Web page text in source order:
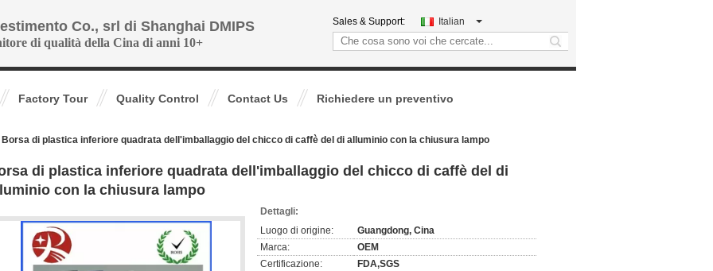
Co., srl di Shanghai DMIPS
di qualità della Cina di anni 10+
Sales & Support: Italian
search
Factory Tour Quality Control Contact Us Richiedere un preventivo
Borsa di plastica inferiore quadrata dell'imballaggio del chicco di caffè del di alluminio con la chiusura lampo
di plastica inferiore quadrata dell'imballaggio del chicco di caffè del di
con la chiusura lampo
Dettagli:
Luogo di origine:
Guangdong, Cina
Marca:
OEM
Certificazione:
FDA,SGS